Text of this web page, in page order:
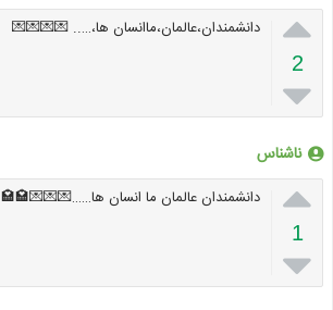

2

دانشمندان،عالمان،ماانسان ها،….. 💌💌💌💌
ناشناس

1

دانشمندان عالمان ما انسان ها……💌💌💌🏩🏩